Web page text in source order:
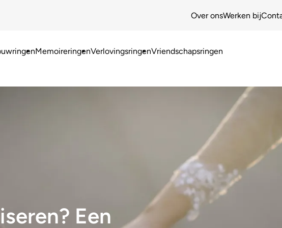
Over onsWerken bij
MemoireringenVerlovingsringenVriendschapsringen
Een